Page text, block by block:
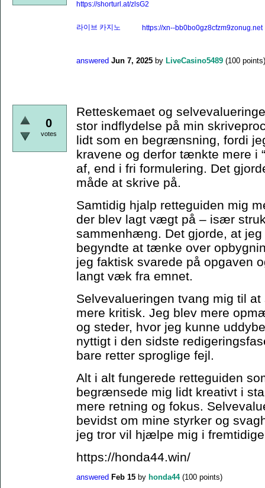
https://shorturl.at/zlsG2
라이브 카지노 https://xn--bb0bo0gz8cfzm9zonug.net
answered Jun 7, 2025 by LiveCasino5489 (100 points)
0
votes
Retteskemaet og
stor indflydelse på min
lidt som en begrænsning, fordi
kravene og derfor tænkte mere i
af, end i fri formulering. Det
måde at skrive på.
Samtidig hjalp retteguiden mig
der blev lagt vægt på – især
sammenhæng. Det gjorde, at
begyndte at tænke over
jeg faktisk svarede på opgaven
langt væk fra emnet.
Selvevalueringen tvang mig til
mere kritisk. Jeg blev mere
og steder, hvor jeg kunne
nyttigt i den sidste
bare retter sproglige fejl.
Alt i alt fungerede retteguiden
begrænsede mig lidt kreativt i
mere retning og fokus.
bevidst om mine styrker og
jeg tror vil hjælpe mig i
https://honda44.win/
answered Feb 15 by honda44 (100 points)